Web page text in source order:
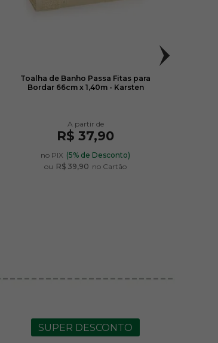
Toalha de Banho Passa Fitas para
Bordar 66cm x 1,40m - Karsten
R$ 37,90
no PIX (5% de Desconto)
ou R$ 39,90 no Cartão
SUPER DESCONTO